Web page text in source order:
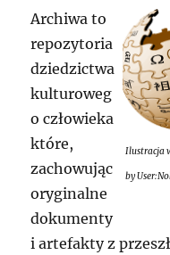
Ilustracja
by
Archiwa to
repozytoria
dziedzictwa
kulturoweg
o człowieka
które,
zachowując
oryginalne
dokumenty
i artefakty z